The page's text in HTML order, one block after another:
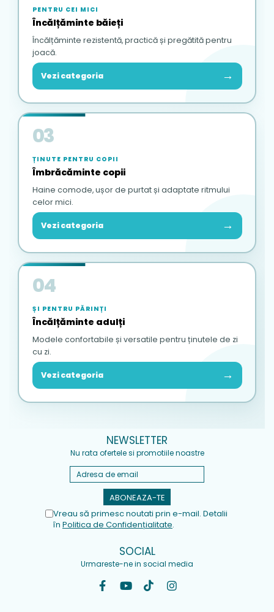
PENTRU CEI MICI
Încălțăminte băieți
Încălțăminte rezistentă, practică și pregătită pentru
joacă.
Vezi categoria →
03
ȚINUTE PENTRU COPII
Îmbrăcăminte copii
Haine comode, ușor de purtat și adaptate ritmului
celor mici.
Vezi categoria →
04
ȘI PENTRU PĂRINȚI
Încălțăminte adulți
Modele confortabile și versatile pentru ținutele de zi
cu zi.
Vezi categoria →
NEWSLETTER
Nu rata ofertele si promotiile noastre
Vreau să primesc noutati prin e-mail. Detalii
în Politica de Confidențialitate.
SOCIAL
Urmareste-ne in social media